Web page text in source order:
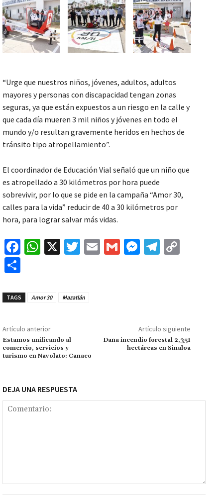
“Urge que nuestros niños, jóvenes, adultos, adultos
mayores y personas con discapacidad tengan zonas
seguras, ya que están expuestos a un riesgo en la calle y
que cada día mueren 3 mil niños y jóvenes en todo el
mundo y/o resultan gravemente heridos en hechos de
tránsito tipo atropellamiento”.
El coordinador de Educación Vial señaló que un niño que
es atropellado a 30 kilómetros por hora puede
sobrevivir, por lo que se pide en la campaña “Amor 30,
calles para la vida” reducir de 40 a 30 kilómetros por
hora, para lograr salvar más vidas.
Fa
o
k
W
sA
p
X
T
er
E
G
M
r
Te
n
k
m
ar
tir
TAGS Amor 30 Mazatlán
Artículo anterior
Estamos unificando al
comercio, servicios y
turismo en Navolato: Canaco
Artículo siguiente
Daña incendio forestal 2,351
hectáreas en Sinaloa
DEJA UNA RESPUESTA